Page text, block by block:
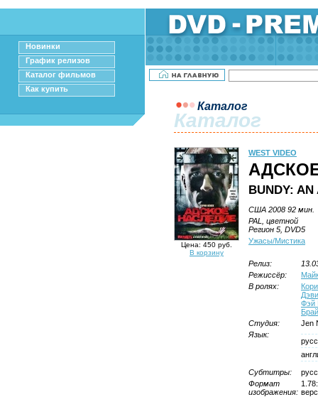
Новинки
График релизов
Каталог фильмов
Как купить
Каталог
Каталог
Цена: 450 руб.
В корзину
WEST VIDEO
BUNDY: AN
США 2008 92 мин.
PAL, цветной
Регион 5, DVD5
Ужасы/Мистика
Релиз:
Режиссёр:
В ролях:
Фэй
Студия:
Jen
Язык:
Субтитры:
Формат
изображения: